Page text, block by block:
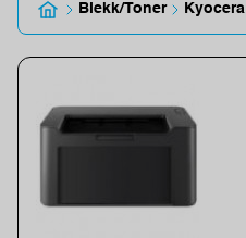
Blekk/Toner Kyocera